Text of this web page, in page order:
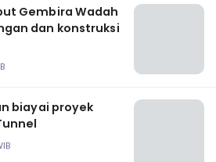
Gembira Wadah
dan konstruksi
biayai proyek